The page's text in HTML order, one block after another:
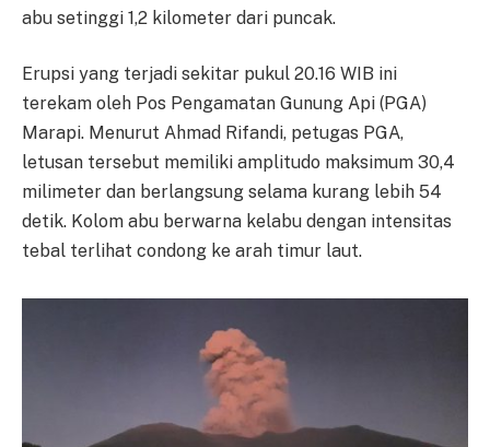
abu setinggi 1,2 kilometer dari puncak.
Erupsi yang terjadi sekitar pukul 20.16 WIB ini
terekam oleh Pos Pengamatan Gunung Api (PGA)
Marapi. Menurut Ahmad Rifandi, petugas PGA,
letusan tersebut memiliki amplitudo maksimum 30,4
milimeter dan berlangsung selama kurang lebih 54
detik. Kolom abu berwarna kelabu dengan intensitas
tebal terlihat condong ke arah timur laut.